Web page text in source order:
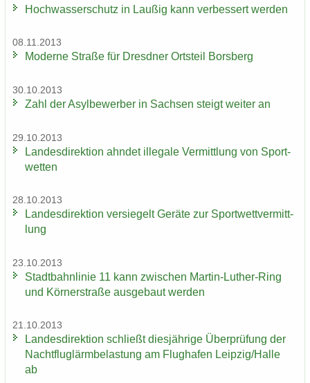
Hoch­was­ser­schutz in Lau­ßig kann ver­bes­sert wer­den
08.11.2013
Mo­der­ne Stra­ße für Dresd­ner Orts­teil Borsberg
30.10.2013
Zahl der Asyl­be­wer­ber in Sach­sen steigt wei­ter an
29.10.2013
Lan­des­di­rek­ti­on ahn­det il­le­ga­le Ver­mitt­lung von Sport­
wet­ten
28.10.2013
Lan­des­di­rek­ti­on ver­sie­gelt Ge­rä­te zur Sport­wett­ver­mitt­
lung
23.10.2013
Stadt­bahn­li­nie 11 kann zwi­schen Martin-​Luther-Ring
und Körn­er­stra­ße aus­ge­baut wer­den
21.10.2013
Lan­des­di­rek­ti­on schließt dies­jäh­ri­ge Über­prü­fung der
Nacht­flug­lärm­be­las­tung am Flug­ha­fen Leip­zig/Halle
ab